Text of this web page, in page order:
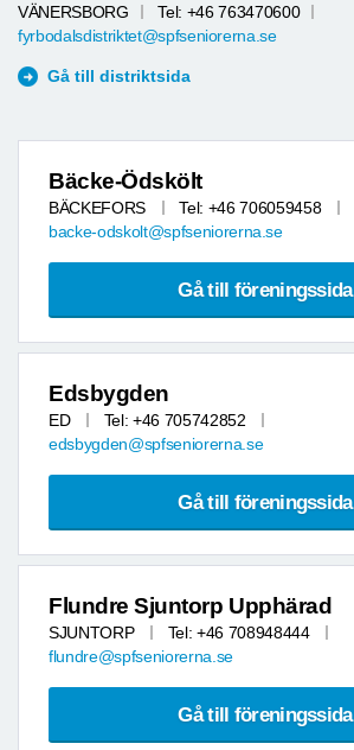
VÄNERSBORG
Tel: +46 763470600
fyrbodalsdistriktet@spfseniorerna.se
Gå till distriktsida
Bäcke-Ödskölt
BÄCKEFORS
Tel: +46 706059458
backe-odskolt@spfseniorerna.se
Gå till föreningssida
Edsbygden
ED
Tel: +46 705742852
edsbygden@spfseniorerna.se
Gå till föreningssida
Flundre Sjuntorp Upphärad
SJUNTORP
Tel: +46 708948444
flundre@spfseniorerna.se
Gå till föreningssida